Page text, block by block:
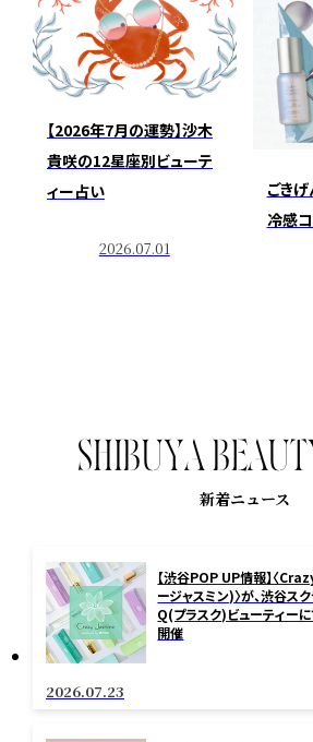
【2026年7月の運勢】沙木
貴咲の12星座別ビューテ
ィー占い
2026.07.01
ごき
冷感
SHIBU YA BEAU T
新着ニュース
【渋谷POP UP情報】〈
ージャスミン)〉が、渋谷ス
Q(プラスク)ビューティー
開催
2026.07.23